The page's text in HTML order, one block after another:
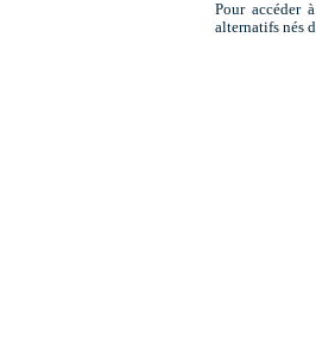
Pour accéder
alternatifs nés